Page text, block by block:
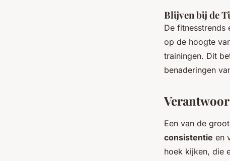
Blijven bij de
De fitnesstrends
op de hoogte
trainingen. Dit
benaderingen
Een van de
consistentie en
hoek kijken, die